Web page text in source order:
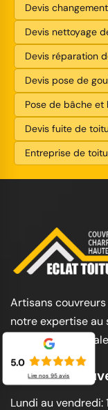
Devis
Devis nettoyage
Devis réparation
Devis pose de
Pose de bâche
Devis fuite de
Entreprise de
Artisans
notre expertise au
garantie
Horaires
Lundi au
5.0
Lire nos 95avis